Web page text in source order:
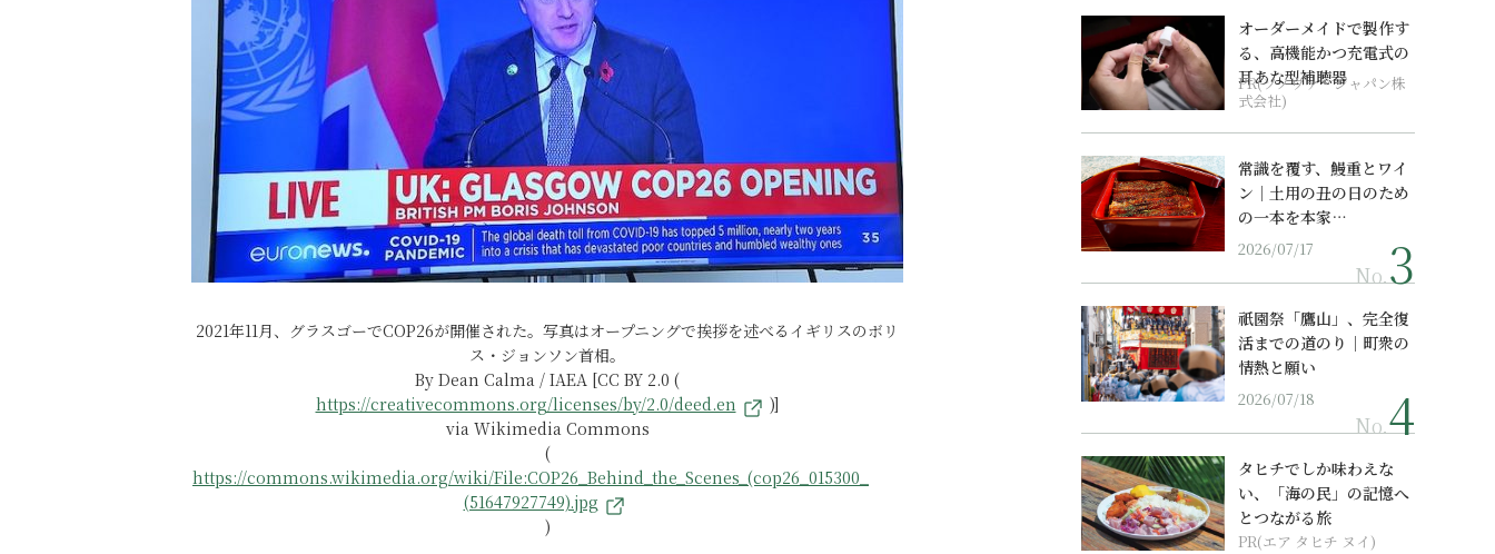
2021年11月、グラスゴーでCOP26が開催された。写真はオープニングで挨拶を述べるイギリスのボリ
ス・ジョンソン首相。
By Dean Calma / IAEA [CC BY 2.0 (
https://creativecommons.org/licenses/by/2.0/deed.en
)]
via Wikimedia Commons
(
https://commons.wikimedia.org/wiki/File:COP26_Behind_the_Scenes_(cop26_015300_
(51647927749).jpg
)
オーダーメイドで製作す
る、高機能かつ充電式の
耳あな型補聴器
PR(ソノヴァ・ジャパン株
式会社)
常識を覆す、鰻重とワイ
ン｜土用の丑の日のため
の一本を本家…
2026/07/17
No.
祇園祭「鷹山」、完全復
活までの道のり｜町衆の
情熱と願い
2026/07/18
No.
タヒチでしか味わえな
い、「海の民」の記憶へ
とつながる旅
PR(エア タヒチ ヌイ)